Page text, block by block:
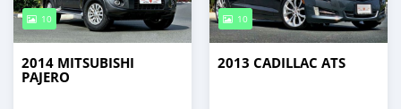
10
2014 MITSUBISHI
PAJERO
10
2013 CADILLAC ATS